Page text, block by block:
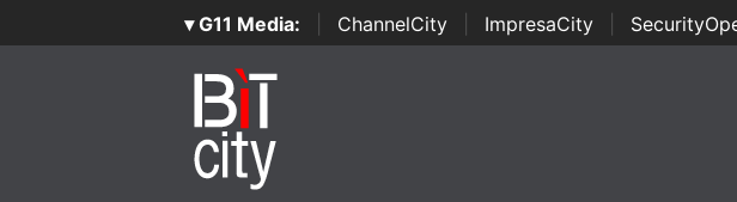
▾ G11 Media: ChannelCity ImpresaCity